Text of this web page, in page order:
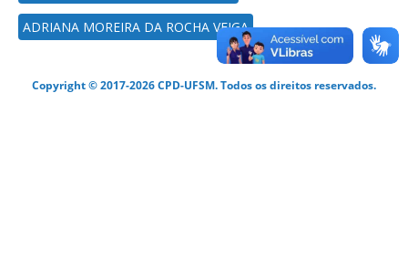
ADRIANA MOREIRA DA ROCHA VEIGA
Copyright © 2017-2026 CPD-UFSM. Todos os direitos reservados.